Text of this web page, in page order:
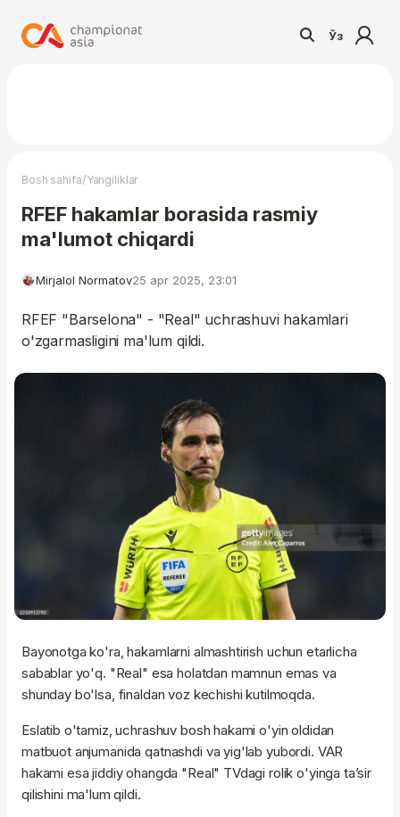
Ўз
Bosh sahifa/Yangiliklar
RFEF hakamlar borasida rasmiy
ma'lumot chiqardi
Mirjalol Normatov25 apr 2025, 23:01
RFEF "Barselona" - "Real" uchrashuvi hakamlari
o'zgarmasligini ma'lum qildi.
Bayonotga ko'ra, hakamlarni almashtirish uchun etarlicha
sabablar yo'q. "Real" esa holatdan mamnun emas va
shunday bo'lsa, finaldan voz kechishi kutilmoqda.
Eslatib o'tamiz, uchrashuv bosh hakami o'yin oldidan
matbuot anjumanida qatnashdi va yig'lab yubordi. VAR
hakami esa jiddiy ohangda "Real" TVdagi rolik o'yinga ta’sir
qilishini ma'lum qildi.